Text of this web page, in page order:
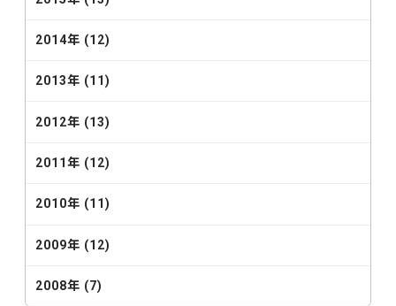
2014年 (12)
2013年 (11)
2012年 (13)
2011年 (12)
2010年 (11)
2009年 (12)
2008年 (7)